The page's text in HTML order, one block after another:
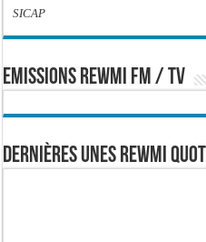
SICAP
EMISSIONS REWMI FM / TV
Dernières Unes Rewmi